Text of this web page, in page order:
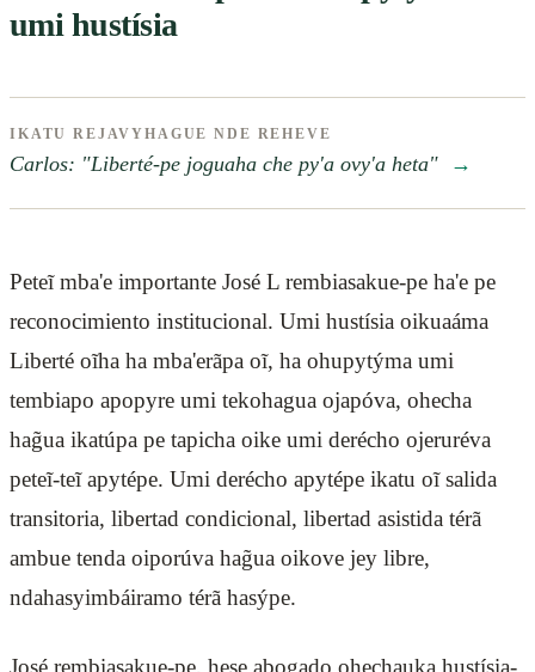
umi hustísia
IKATU REJAVYHAGUE NDE REHEVE
Carlos: "Liberté-pe joguaha che py'a ovy'a heta" →
Peteĩ mba'e importante José L rembiasakue-pe ha'e pe
reconocimiento institucional. Umi hustísia oikuaáma
Liberté oĩha ha mba'erãpa oĩ, ha ohupytýma umi
tembiapo apopyre umi tekohagua ojapóva, ohecha
hag̃ua ikatúpa pe tapicha oike umi derécho ojeruréva
peteĩ-teĩ apytépe. Umi derécho apytépe ikatu oĩ salida
transitoria, libertad condicional, libertad asistida térã
ambue tenda oiporúva hag̃ua oikove jey libre,
ndahasyimbáiramo térã hasýpe.
José rembiasakue-pe, hese abogado ohechauka hustísia-